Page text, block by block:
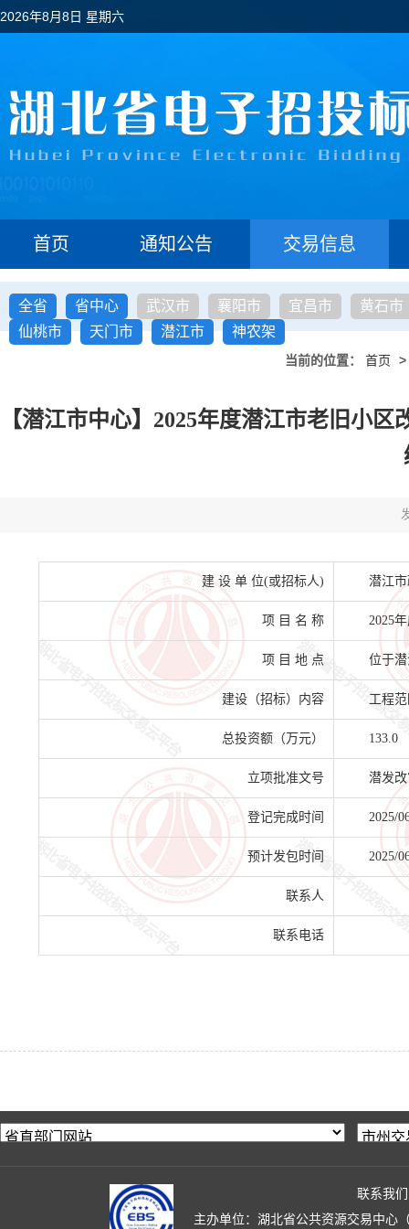
2026年8月8日 星期六
首页 通知公告 交易信息
全省 省中心 武汉市 襄阳市 宜昌市
黄石市
仙桃市
天门市 潜江市 神农架
当前的位置： 首页 >
【潜江市中心】2025年度潜江市老旧小
建 设 单 位(或招标人) 潜江
项 目 名 称 2025
项 目 地 点 位于
建设（招标）内容 工程
总投资额（万元） 133.0
立项批准文号 潜发改
登记完成时间 2025/
预计发包时间 2025/
联系人
联系电话
联系我们
主办单位：湖北省公共资源交易中心